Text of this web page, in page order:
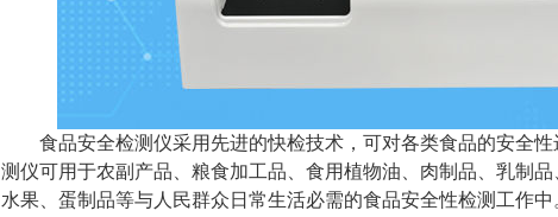
食品安全检测仪采用先进的快检技术，可对各类食品的安全
测仪可用于农副产品、粮食加工品、食用植物油、肉制品、乳制品
水果、蛋制品等与人民群众日常生活必需的食品安全性检测工作